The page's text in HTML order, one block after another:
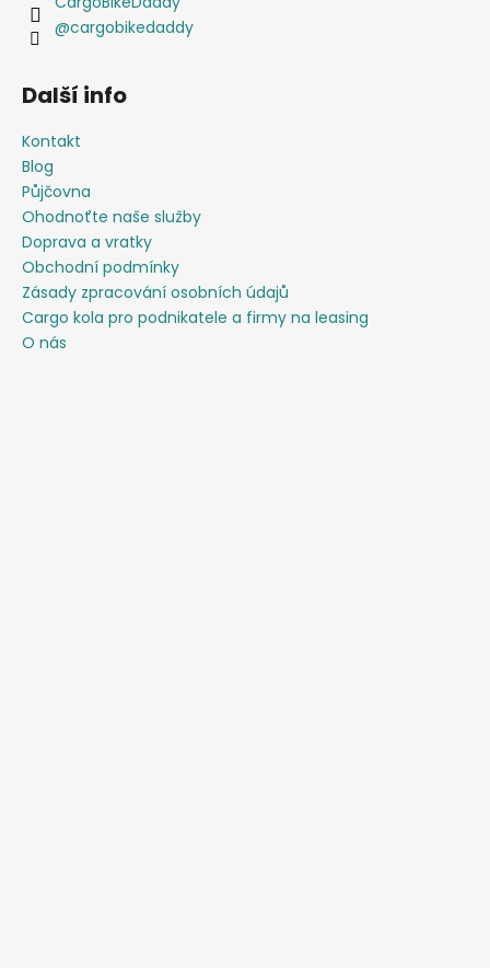
@cargobikedaddy
Další info
Kontakt
Blog
Půjčovna
Ohodnoťte naše služby
Doprava a vratky
Obchodní podmínky
Zásady zpracování osobních údajů
Cargo kola pro podnikatele a firmy na leasing
O nás